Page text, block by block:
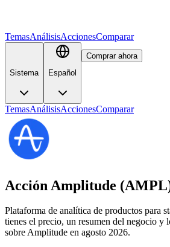
TemasAnálisisAccionesComparar
Sistema Español
Comprar ahora
TemasAnálisisAccionesComparar
Acción Amplitude
Plataforma de analítica de productos para
tienes el precio, un resumen del negocio y
sobre Amplitude en agosto 2026.